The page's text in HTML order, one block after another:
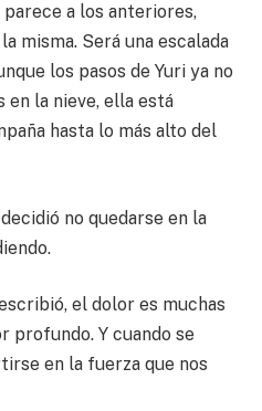
a los anteriores,
misma. Será una escalada
los pasos de Yuri ya no
en la nieve, ella está
hasta lo más alto del
no quedarse en la
el dolor es muchas
profundo. Y cuando se
en la fuerza que nos